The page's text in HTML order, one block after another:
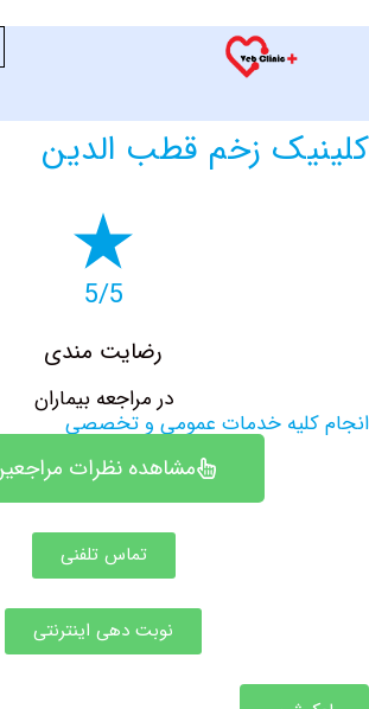
زخم قطب الدین
رضایت مندی
در مراجعه بیماران
خدمات عمومی و تخصصی
مشاهده نظرات مراجعین
تماس تلفنی
نوبت دهی اینترنتی